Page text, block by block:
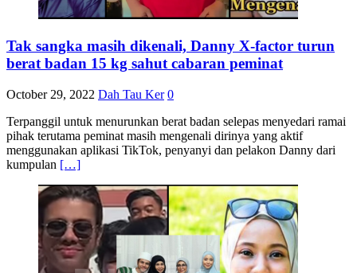
Tak sangka masih dikenali, Danny X-factor turun
berat badan 15 kg sahut cabaran peminat
October 29, 2022 Dah Tau Ker 0
Terpanggil untuk menurunkan berat badan selepas menyedari ramai
pihak terutama peminat masih mengenali dirinya yang aktif
menggunakan aplikasi TikTok, penyanyi dan pelakon Danny dari
kumpulan […]